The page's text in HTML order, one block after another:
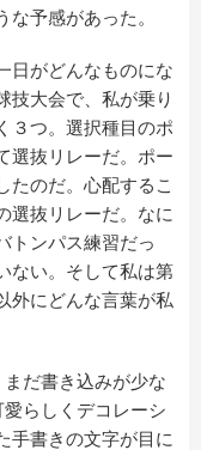
予感があった。
日がどんなものにな
技大会で、私が乗り
３つ。選択種目のポ
選抜リレーだ。ポー
たのだ。心配するこ
選抜リレーだ。なに
トンパス練習だっ
ない。そして私は第
外にどんな言葉が私
だ書き込みが少な
らしくデコレーシ
手書きの文字が目に